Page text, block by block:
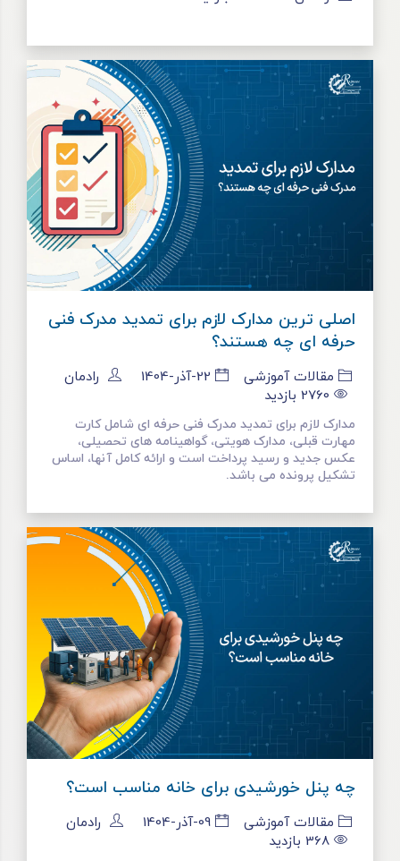
اصلی ترین مدارک لازم برای تمدید مدرک فنی
حرفه ای چه هستند؟
مقالات آموزشی 22-آذر-1404
رادمان
بازدید 2760
مدارک لازم برای تمدید مدرک فنی حرفه ای شامل کارت
مهارت قبلی، مدارک هویتی، گواهینامه های تحصیلی،
عکس جدید و رسید پرداخت است و ارائه کامل آنها، اساس
تشکیل پرونده می باشد.
چه پنل خورشیدی برای خانه مناسب است؟
مقالات آموزشی 09-آذر-1404
رادمان
بازدید 368